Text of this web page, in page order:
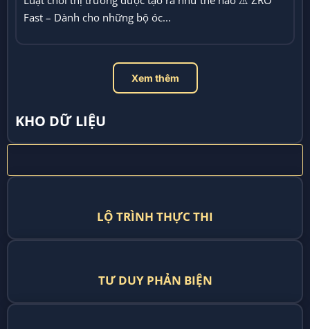
Fast – Dành cho những bộ óc...
Xem thêm
KHO DỮ LIỆU
LỘ TRÌNH THỰC THI
TƯ DUY PHẢN BIỆN